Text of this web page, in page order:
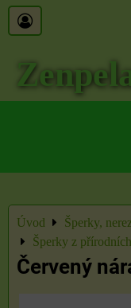
Úvod
Šperky,
Šperky z
Červený